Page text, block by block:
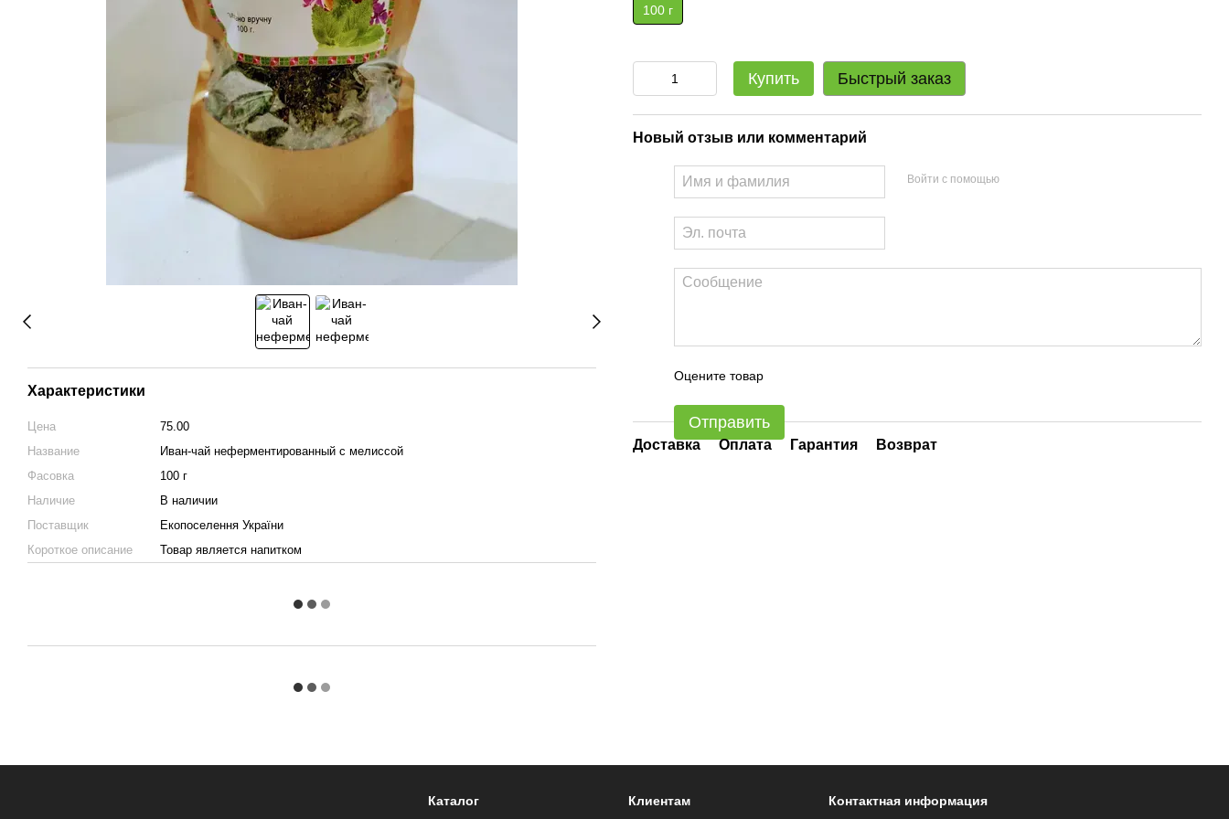
Характеристики
Цена
75.00
Название
Иван-чай неферментированный с мелиссой
Фасовка
100 г
Наличие
В наличии
Поставщик
Екопоселення України
Короткое описание
Товар является напитком
100 г
Купить Быстрый заказ
Новый отзыв или комментарий
Войти с помощью
Оцените товар
Отправить
Доставка Оплата Гарантия Возврат
Каталог Клиентам Контактная информация